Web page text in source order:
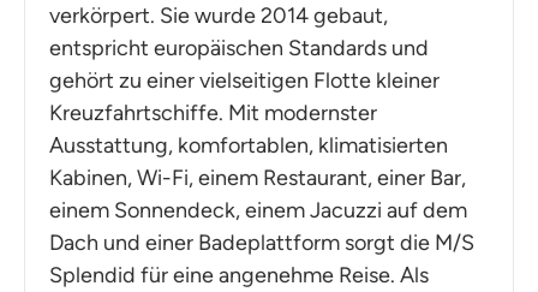
verkörpert. Sie wurde 2014 gebaut,
entspricht europäischen Standards und
gehört zu einer vielseitigen Flotte kleiner
Kreuzfahrtschiffe. Mit modernster
Ausstattung, komfortablen, klimatisierten
Kabinen, Wi-Fi, einem Restaurant, einer Bar,
einem Sonnendeck, einem Jacuzzi auf dem
Dach und einer Badeplattform sorgt die M/S
Splendid für eine angenehme Reise. Als